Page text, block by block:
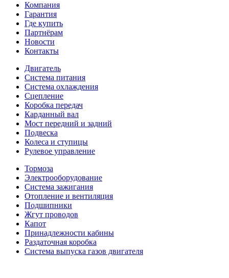
Компания
Гарантия
Где купить
Партнёрам
Новости
Контакты
Двигатель
Система питания
Система охлаждения
Сцепление
Коробка передач
Карданный вал
Мост передний и задний
Подвеска
Колеса и ступицы
Рулевое управление
Тормоза
Электрооборудование
Система зажигания
Отопление и вентиляция
Подшипники
Жгут проводов
Капот
Принадлежности кабины
Раздаточная коробка
Система выпуска газов двигателя